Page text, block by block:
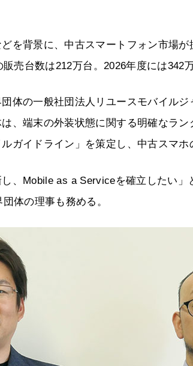
を背景に、中古スマートフォン市場
売台数は212万台。2026年度には342
体の一般社団法人リユースモバイル
、端末の外装状態に関する明確なラ
ガイドライン」を策定し、中古スマホ
し、Mobile as a Serviceを確立したい
体の理事も務める。